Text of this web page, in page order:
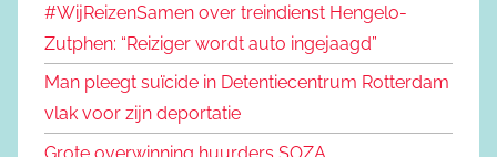
#WijReizenSamen over treindienst Hengelo-
Zutphen: “Reiziger wordt auto ingejaagd”
Man pleegt suïcide in Detentiecentrum Rotterdam
vlak voor zijn deportatie
Grote overwinning huurders SOZA